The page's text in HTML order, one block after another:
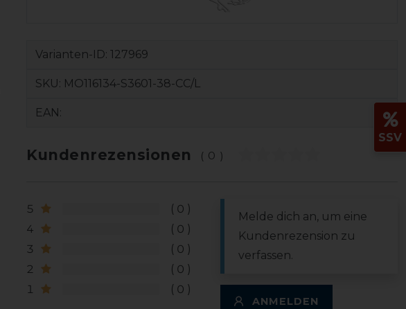
Varianten-ID: 127969
SKU: MO116134-S3601-38-CC/L
EAN:
Kundenrezensionen (0)
5
0
4
0
3
0
2
0
1
0
Melde dich an, um eine
Kundenrezension zu
verfassen.
ANMELDEN
SSV